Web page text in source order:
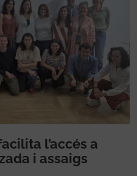
l’accés a
i assaigs